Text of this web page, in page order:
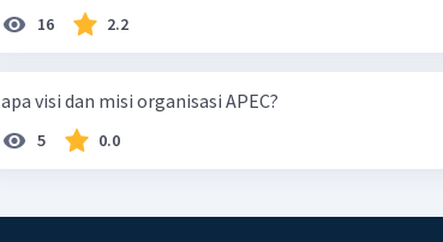
2003 4.sebutkan produk UU atas perintah UUD NRI Tahun 1945 ( pasal18, pasal
22, pasal 23, Pasal 26 , Pasal 27,pasal ,pasal 28, pasal
16 2.2
apa visi dan misi organisasi APEC?
5 0.0